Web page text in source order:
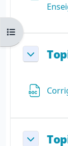
Ouvrir l’index du
Replier